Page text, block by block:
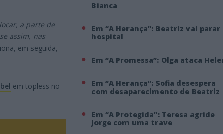
a parte de
assim, nas
em seguida,
em topless no
Bianca
Em “A Herança”: Beatriz vai parar
hospital
Em “A Promessa”: Olga ataca
Em “A Herança”: Sofia desespera
com desaparecimento de Beatriz
Em “A Protegida”: Teresa agride
Jorge com uma trave